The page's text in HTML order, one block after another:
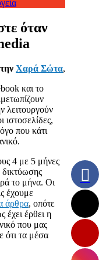
όταν
Χαρά Σώτα,
και το
λειτουργούν
ιστοσελίδες,
που κάτι
4 με 5 μήνες
δικτύωσης
το μήνα. Οι
έχουμε
άρθρα, οπότε
έρθει η
που μας
ότι τα μέσα